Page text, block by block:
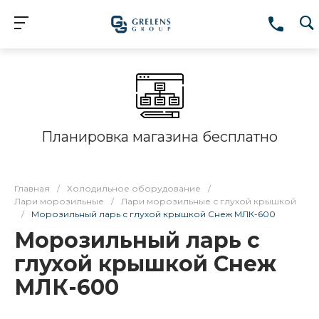
Планировка магазина бесплатно
Главная / Холодильное оборудование
/
Лари морозильные
/
Лари морозильные с глухой крышкой
/
Морозильный ларь с глухой крышкой Снеж МЛК-600
Морозильный ларь с
глухой крышкой Снеж
МЛК-600